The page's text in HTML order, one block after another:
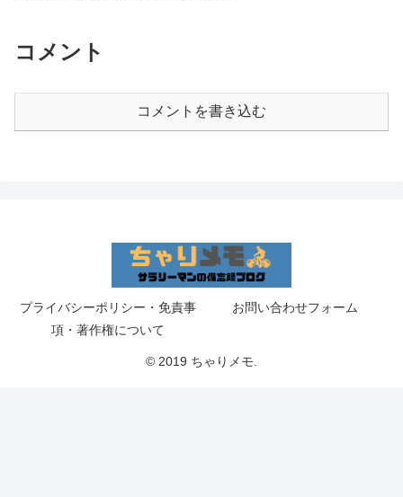
コメント
コメントを書き込む
プライバシーポリシー・免責事
項・著作権について
お問い合わせフォーム
© 2019 ちゃりメモ.